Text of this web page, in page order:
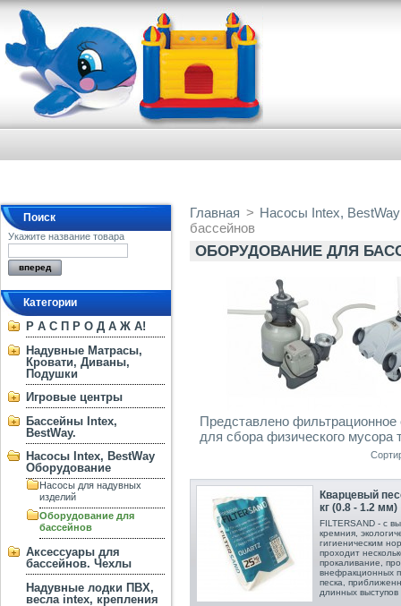
Поиск
Укажите название товара
Категории
Р А С П Р О Д А Ж А!
Надувные Матрасы,
Кровати, Диваны,
Подушки
Игровые центры
Бассейны Intex,
BestWay.
Насосы Intex, BestWay
Оборудование
Насосы для надувных
изделий
Оборудование для
бассейнов
Аксессуары для
бассейнов. Чехлы
Надувные лодки ПВХ,
весла intex, крепления
Главная > Насосы Intex,
бассейнов
ОБОРУДОВАНИЕ ДЛЯ
Представлено фильтрационное
для сбора физического мусора
Кварцевый
кг (0.8 - 1.2 мм)
FILTERSAND - с
кремния,
гигиеническим
проходит
прокаливание,
внефракционных
песка,
длинных выступов